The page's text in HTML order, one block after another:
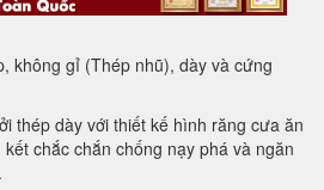
không gỉ (Thép nhũ), dày và cứng
thép dày với thiết kế hình răng cưa ăn
chắc chắn chống nạy phá và ngăn